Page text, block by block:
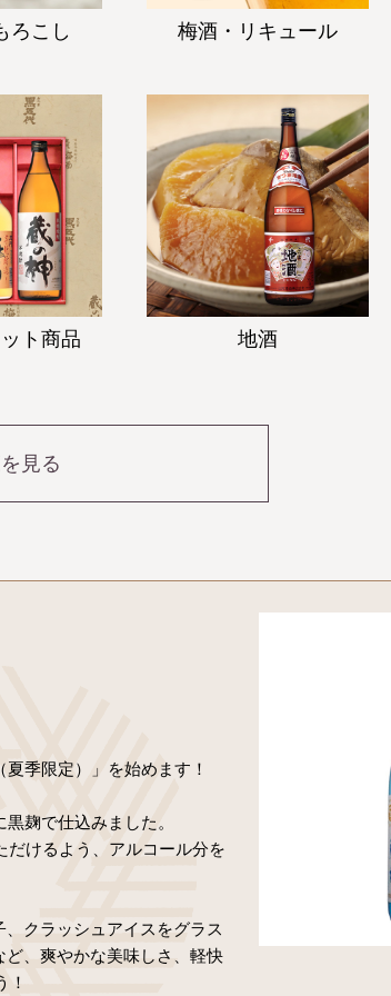
ろこし 梅酒・リキュール
ト商品 地酒
見る
季限定）」を始めます！
麹で仕込みました。
だけるよう、アルコール分を
クラッシュアイスをグラス
、爽やかな美味しさ、軽快
！